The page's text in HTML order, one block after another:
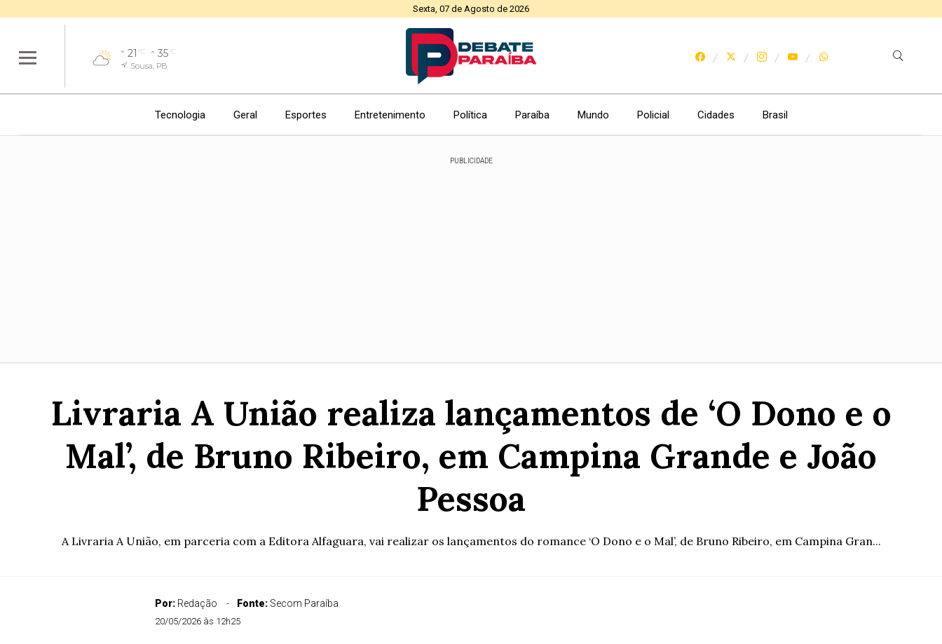
Sexta, 07 de Agosto de 2026
21 °C 35°C
Sousa, PB
Tecnologia Geral Esportes Entretenimento Política Paraíba Mundo Policial Cidades Brasil
PUBLICIDADE
Livraria A União realiza lançamentos de ‘O Dono e o
Mal’, de Bruno Ribeiro, em Campina Grande e João
Pessoa
A Livraria A União, em parceria com a Editora Alfaguara, vai realizar os lançamentos do romance ‘O Dono e o Mal’, de Bruno Ribeiro, em Campina Gran...
Por: Redação Fonte: Secom Paraíba
20/05/2026 às 12h25